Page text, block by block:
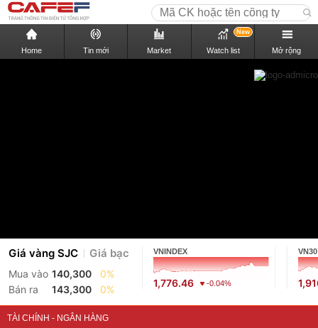
Home Tin mới Market Watch list
New
Mở rộng
Giá vàng SJC Giá bạc
Mua vào 140,300
0%
Bán ra
143,300 0%
VNINDEX
1,776.46 -0.04%
VN30
TÀI CHÍNH - NGÂN HÀNG